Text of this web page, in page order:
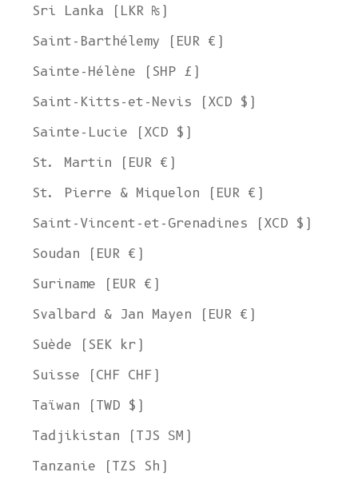
Sri Lanka (LKR ₨)
Saint-Barthélemy (EUR €)
Sainte-Hélène (SHP £)
Saint-Kitts-et-Nevis (XCD $)
Sainte-Lucie (XCD $)
St. Martin (EUR €)
St. Pierre & Miquelon (EUR €)
Saint-Vincent-et-Grenadines (XCD $)
Soudan (EUR €)
Suriname (EUR €)
Svalbard & Jan Mayen (EUR €)
Suède (SEK kr)
Suisse (CHF CHF)
Taïwan (TWD $)
Tadjikistan (TJS ЅМ)
Tanzanie (TZS Sh)